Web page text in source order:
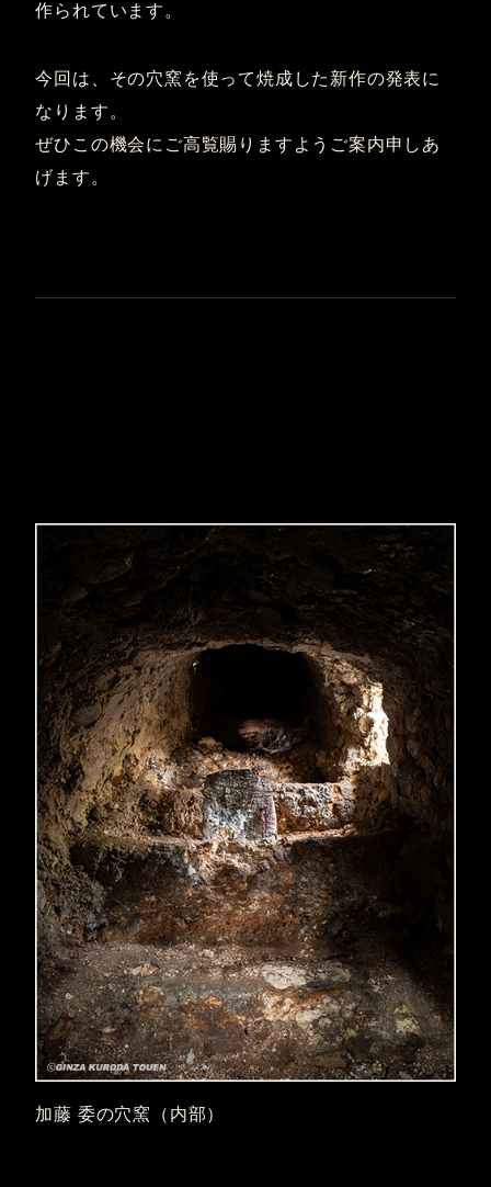
作られています。
今回は、その穴窯を使って焼成した新作の発表に
なります。
ぜひこの機会にご高覧賜りますようご案内申しあ
げます。
加藤 委の穴窯（内部）